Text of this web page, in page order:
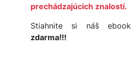
prechádzajúcich znalostí.
Stiahnite si náš
zdarma!!!